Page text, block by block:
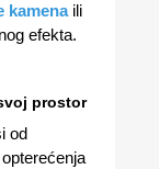
kamenaili
efekta.
prostor
od